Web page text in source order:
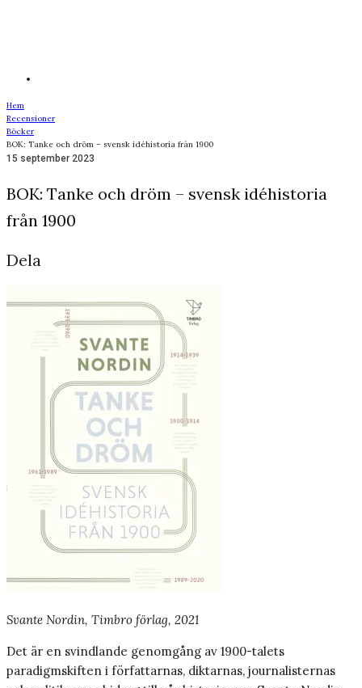
Hem
Recensioner
Böcker
BOK: Tanke och dröm – svensk idéhistoria från 1900
15 september 2023
BOK: Tanke och dröm – svensk idéhistoria
från 1900
Dela
Svante Nordin, Timbro förlag, 2021
Det är en svindlande genomgång av 1900-talets
paradigmskiften i författarnas, diktarnas, journalisternas